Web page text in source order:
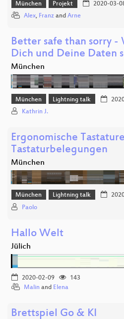
München Projekt 2020-03-
Alex, Franz and Arne
Better safe than sorry -
Dich und Deine Daten
München
München Lightning talk
Kathrin J.
Ergonomische
Tastaturbelegungen
München
München Lightning talk
Paolo
Hallo Welt
Jülich
2020-02-09
143
Malin and Elena
Brettspiel Go & KI